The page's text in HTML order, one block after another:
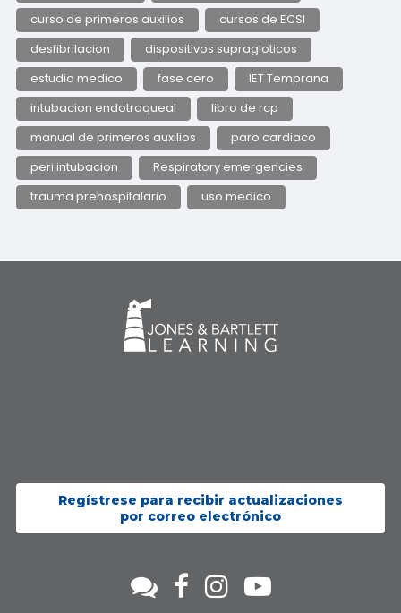
curso de primeros auxilios
cursos de ECSI
desfibrilacion
dispositivos supragloticos
estudio medico
fase cero
IET Temprana
intubacion endotraqueal
libro de rcp
manual de primeros auxilios
paro cardiaco
peri intubacion
Respiratory emergencies
trauma prehospitalario
uso medico
Regístrese para recibir actualizaciones
por correo electrónico